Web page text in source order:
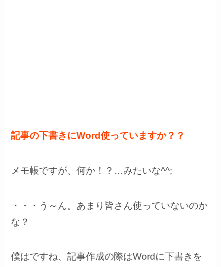
記事の下書きにWord使っていますか？？
メモ帳ですが、何か！？…みたいな^^;
・・・う～ん。あまり皆さん使っていないのか
な？
僕はですね、記事作成の際はWordに下書きを